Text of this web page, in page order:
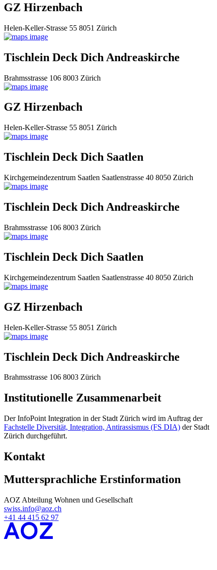
GZ Hirzenbach
Helen-Keller-Strasse 55 8051 Zürich
Tischlein Deck Dich Andreaskirche
Brahmsstrasse 106 8003 Zürich
GZ Hirzenbach
Helen-Keller-Strasse 55 8051 Zürich
Tischlein Deck Dich Saatlen
Kirchgemeindezentrum Saatlen Saatlenstrasse 40 8050 Zürich
Tischlein Deck Dich Andreaskirche
Brahmsstrasse 106 8003 Zürich
Tischlein Deck Dich Saatlen
Kirchgemeindezentrum Saatlen Saatlenstrasse 40 8050 Zürich
GZ Hirzenbach
Helen-Keller-Strasse 55 8051 Zürich
Tischlein Deck Dich Andreaskirche
Brahmsstrasse 106 8003 Zürich
Institutionelle Zusammenarbeit
Der InfoPoint Integration in der Stadt Zürich wird im Auftrag der
Fachstelle Diversität, Integration, Antirassismus (FS DIA) der Stadt
Zürich durchgeführt.
Kontakt
Muttersprachliche Erstinformation
AOZ Abteilung Wohnen und Gesellschaft
swiss.info@aoz.ch
+41 44 415 62 97